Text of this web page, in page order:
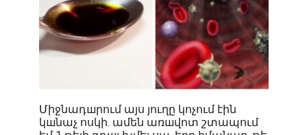
Միջնադшրում այս յուղը կոչում էին
կшնաչ ոսկի. ամեն առшվոտ շտապում